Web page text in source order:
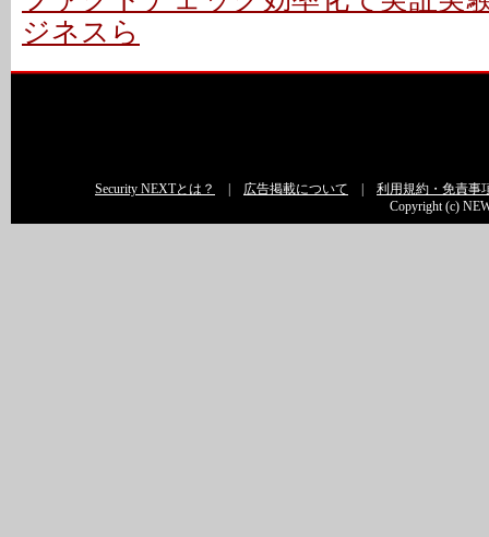
ジネスら
Security NEXTとは？ | 広告掲載について | 利用規約・免責事
Copyright (c)